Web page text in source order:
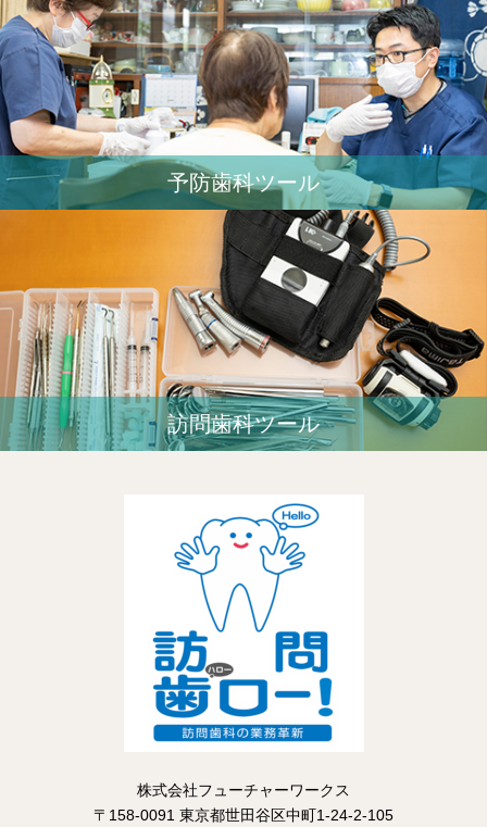
予防歯科ツール
訪問歯科ツール
株式会社フューチャーワークス
〒158-0091 東京都世田谷区中町1-24-2-105